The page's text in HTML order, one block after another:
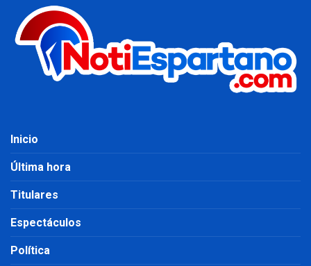
Inicio
Última hora
Titulares
Espectáculos
Política